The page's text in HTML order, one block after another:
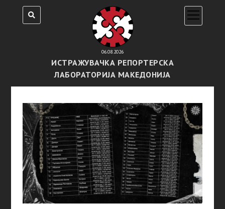
06.08.2026
ИСТРАЖУВАЧКА РЕПОРТЕРСКА
ЛАБОРАТОРИЈА МАКЕДОНИЈА
open
menu